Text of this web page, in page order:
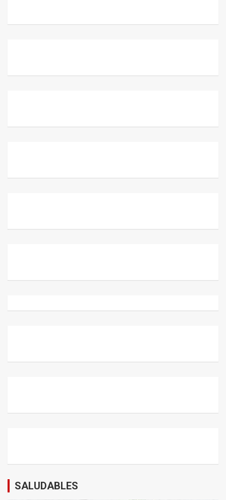
SALUDABLES